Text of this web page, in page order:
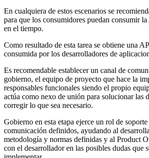
En cualquiera de estos escenarios se
para que los consumidores puedan consumir
en el tiempo.
Como resultado de esta tarea se obtiene una
consumida por los desarrolladores de
Es recomendable establecer un canal de
gobierno, el equipo de proyecto que hace la
responsables funcionales siendo el propio
actúa como nexo de unión para solucionar las
corregir lo que sea necesario.
Gobierno en esta etapa ejerce un rol de
comunicación definidos, ayudando al
metodología y normas definidas y al Product
con el desarrollador en las posibles dudas que